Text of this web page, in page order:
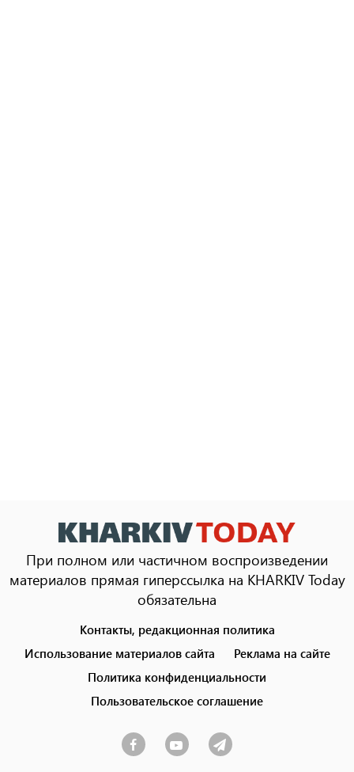
При полном или частичном воспроизведении
материалов прямая гиперссылка на KHARKIV Today
обязательна
menu
Контакты, редакционная политика
Использование материалов сайта
Реклама на сайте
Политика конфиденциальности
Пользовательское соглашение